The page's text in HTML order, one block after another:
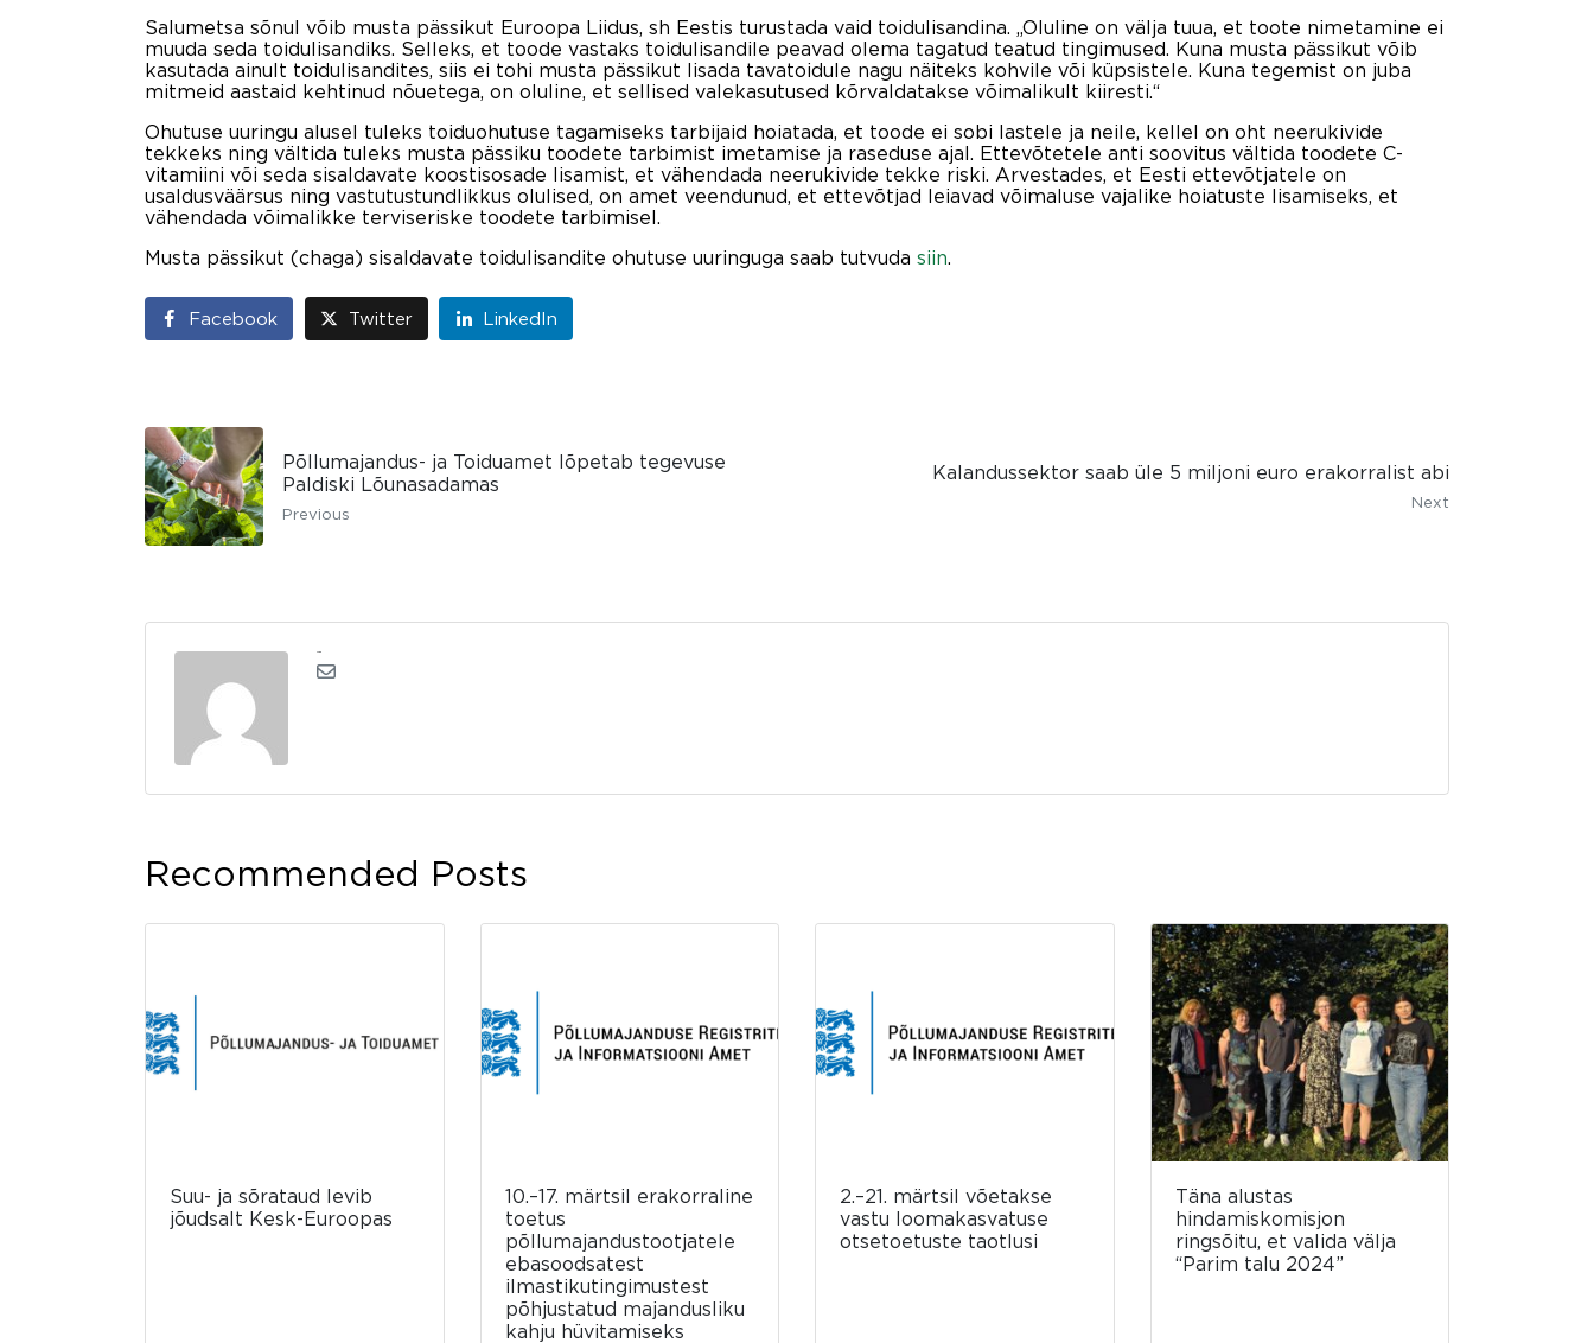
Salumetsa sõnul võib musta pässikut Euroopa Liidus, sh Eestis turustada vaid toidulisandina. „Oluline on välja tuua, et toote nimetamine ei
muuda seda toidulisandiks. Selleks, et toode vastaks toidulisandile peavad olema tagatud teatud tingimused. Kuna musta pässikut võib
kasutada ainult toidulisandites, siis ei tohi musta pässikut lisada tavatoidule nagu näiteks kohvile või küpsistele. Kuna tegemist on juba
mitmeid aastaid kehtinud nõuetega, on oluline, et sellised valekasutused kõrvaldatakse võimalikult kiiresti.“
Ohutuse uuringu alusel tuleks toiduohutuse tagamiseks tarbijaid hoiatada, et toode ei sobi lastele ja neile, kellel on oht neerukivide
tekkeks ning vältida tuleks musta pässiku toodete tarbimist imetamise ja raseduse ajal. Ettevõtetele anti soovitus vältida toodete C-
vitamiini või seda sisaldavate koostisosade lisamist, et vähendada neerukivide tekke riski. Arvestades, et Eesti ettevõtjatele on
usaldusväärsus ning vastutustundlikkus olulised, on amet veendunud, et ettevõtjad leiavad võimaluse vajalike hoiatuste lisamiseks, et
vähendada võimalikke terviseriske toodete tarbimisel.
Musta pässikut (chaga) sisaldavate toidulisandite ohutuse uuringuga saab tutvuda siin.
Facebook Twitter LinkedIn
Põllumajandus- ja Toiduamet lõpetab tegevuse
Paldiski Lõunasadamas
Previous
Kalandussektor saab üle 5 miljoni euro erakorralist abi
Next
Recommended Posts
Suu- ja sõrataud levib
jõudsalt Kesk-Euroopas
10.–17. märtsil erakorraline
toetus
põllumajandustootjatele
ebasoodsatest
ilmastikutingimustest
põhjustatud majandusliku
kahju hüvitamiseks
2.–21. märtsil võetakse
vastu loomakasvatuse
otsetoetuste taotlusi
Täna alustas
hindamiskomisjon
ringsõitu, et valida välja
“Parim talu 2024”